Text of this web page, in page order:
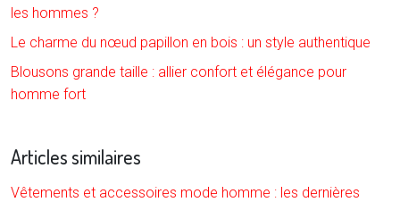
les hommes ?
Le charme du nœud papillon en bois : un style authentique
Blousons grande taille : allier confort et élégance pour
homme fort
Articles similaires
Vêtements et accessoires mode homme : les dernières